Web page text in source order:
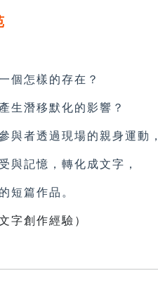
怎樣的存在？
潛移默化的影響？
者透過現場的親身運動，
記憶，轉化成文字，
篇作品。
字創作經驗）